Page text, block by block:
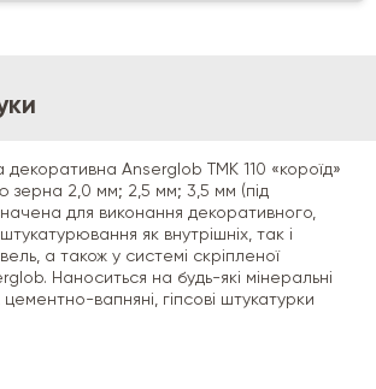
декоративна Anserglob ТМК 110 «короїд»
зерна 2,0 мм; 2,5 мм; 3,5 мм (під
для виконання декоративного,
як внутрішніх, так і
а також у системі скріпленої
Наноситься на будь-які мінеральні
вапняні, гіпсові штукатурки